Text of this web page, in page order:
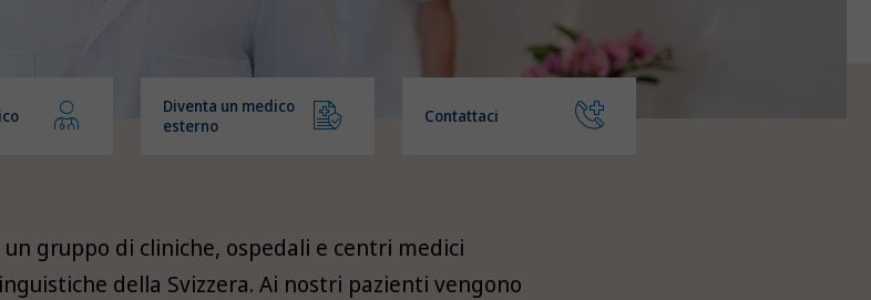
Diventa un medico
esterno
Contattaci
gruppo di cliniche, ospedali e centri medici
della Svizzera. Ai nostri pazienti vengono